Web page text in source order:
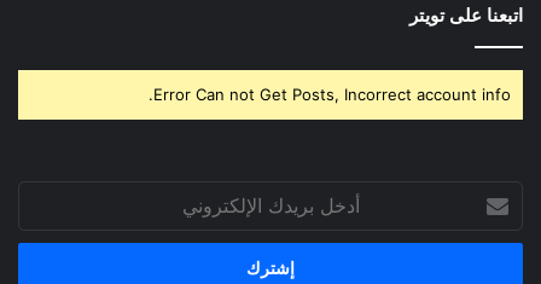
اتبعنا على تويتر
Error Can not Get Posts, Incorrect account info.
بريدك
الإلكتروني